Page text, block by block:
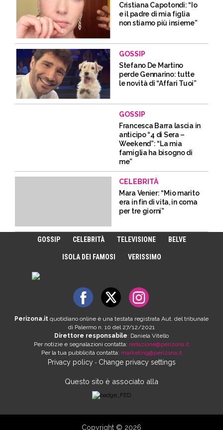
Cristiana Capotondi: “Io
e il padre di mia figlia
non stiamo più insieme”
GOSSIP
Stefano De Martino
perde Gennarino: tutte
le novità di “Affari Tuoi”
GOSSIP
Francesca Barra lascia in
anticipo “4 di Sera –
Weekend”: “La mia
famiglia ha bisogno di
me”
CELEBRITÀ
Mara Venier: “Mio marito
era in fin di vita, in coma
per tre giorni”
GOSSIP CELEBRITÀ TELEVISIONE BELVE
ISOLA DEI FAMOSI VERISSIMO
Perizona.it quotidiano online è una testata registrata Aut. del tribunale
di Palermo n. 10 del 27/12/2021
Direttore responsabile: Daniela Vitello
Per notizie e segnalazioni contatta: redazione@perizona.it
Per la tua pubblicità contatta: marketing@perizona.it
Privacy policy- Change privacy settings
Questo sito è associato alla
Copyright © 2026